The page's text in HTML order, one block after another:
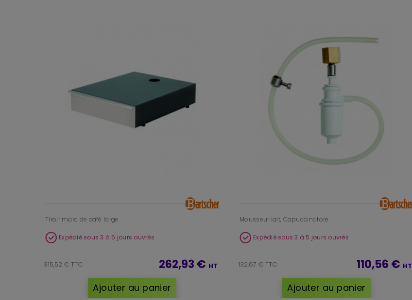
Tiroir marc de café large
Expédié sous 3 à 5 jours ouvrés
315,52 € TTC 262,93 € HT
Ajouter au panier
Mousseur lait, Capuccinatore
Expédié sous 3 à 5 jours ouvrés
132,67 € TTC 110,56 € HT
Ajouter au panier